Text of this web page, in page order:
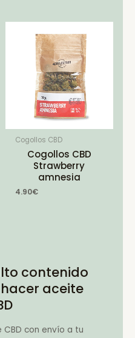
Cogollos CBD
Cogollos CBD
Strawberry
amnesia
4.90€
contenido
aceite
con envío a tu